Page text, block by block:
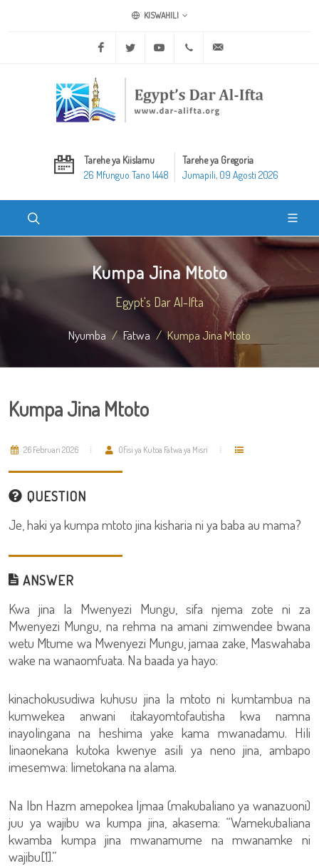
KISWAHILI
Facebook Twitter Youtube +20 2 25970400
Tarehe ya Kiislamu
26 Mfunguo Tano 1448
Tarehe ya Gregoria
Jumapili, 09 Agosti 2026
Kumpa Jina Mtoto
Egypt's Dar Al-Ifta
Nyumba Fatwa Kumpa Jina Mtoto
Kumpa Jina Mtoto
26 Februari 2026 Ofisi ya Kutoa Fatwa ya Misri
QUESTION
Je, haki ya kumpa mtoto jina kisharia ni ya baba au mama?
ANSWER
Kwa jina la Mwenyezi Mungu, sifa njema zote ni za
Mwenyezi Mungu, na rehma na amani zimwendee bwana
wetu Mtume wa Mwenyezi Mungu, jamaa zake, Maswahaba
wake na wanaomfuata. Na baada ya hayo:
kinachokusudiwa kuhusu jina la mtoto ni kumtambua na
kumwekea anwani itakayomtofautisha kwa namna
inayolingana na heshima yake kama mwanadamu. Hili
linaonekana kutoka kwenye asili ya neno jina, ambapo
imesemwa: limetokana na alama.
Na Ibn Hazm amepokea Ijmaa (makubaliano ya wanazuoni)
juu ya wajibu wa kumpa jina, akasema: “Wamekubaliana
kwamba kumpa jina mwanamume na mwanamke ni
wajibu[1].”